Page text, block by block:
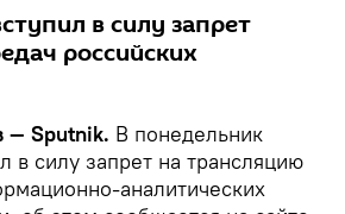
в силу запрет
российских
Sputnik. В понедельник
в силу запрет на трансляцию
аналитических